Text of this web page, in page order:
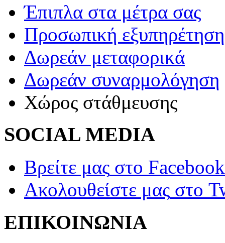
Έπιπλα στα μέτρα σας
Προσωπική εξυπηρέτηση
Δωρεάν μεταφορικά
Δωρεάν συναρμολόγηση
Χώρος στάθμευσης
SOCIAL MEDIA
Βρείτε μας στο Facebook
Ακολουθείστε μας στο
ΕΠΙΚΟΙΝΩΝΙΑ